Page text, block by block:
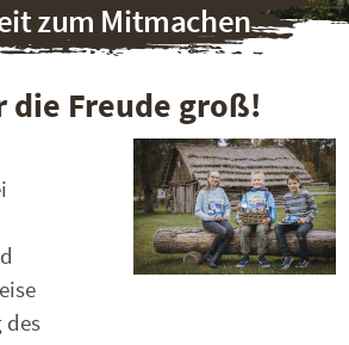
zum Mitmachen
die Freude groß!
des